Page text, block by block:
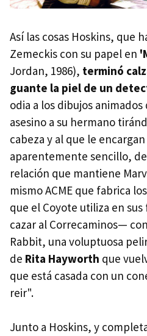
Así las cosas Hoskins, que
Zemeckis con su papel en
Jordan, 1986), terminó
guante la piel de un
odia a los dibujos
asesino a su hermano
cabeza y al que le
aparentemente sencillo,
relación que mantiene
mismo ACME que fabrica
que el Coyote utiliza en
cazar al Correcaminos—
Rabbit, una voluptuosa
de Rita Hayworth que
que está casada con un
reir".
Junto a Hoskins, y